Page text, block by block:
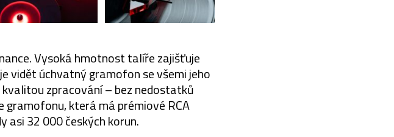
Vysoká hmotnost talíře zajišťuje
vidět úchvatný gramofon se všemi jeho
zpracování – bez nedostatků
gramofonu, která má prémiové RCA
asi 32 000 českých korun.